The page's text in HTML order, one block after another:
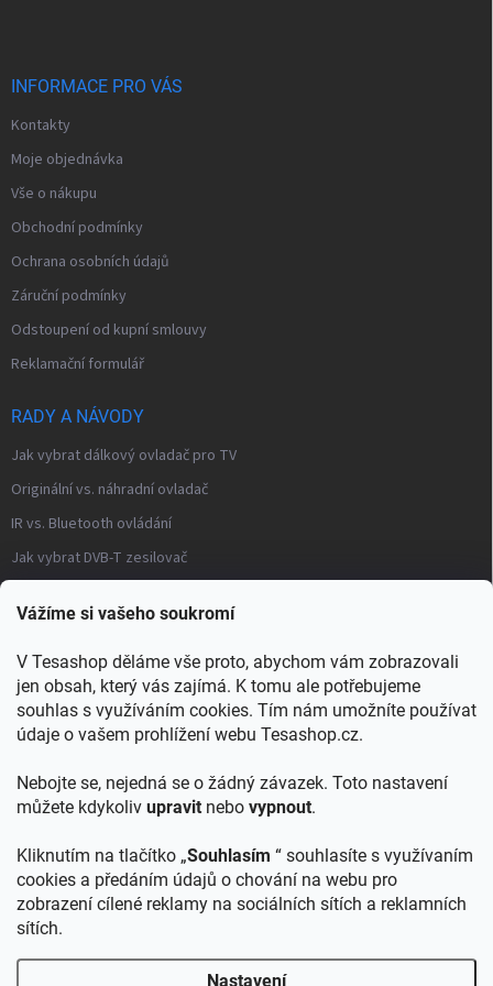
Vážíme si vašeho soukromí
V Tesashop děláme vše proto, abychom vám zobrazovali
jen obsah, který vás zajímá. K tomu ale potřebujeme
souhlas s využíváním cookies. Tím nám umožníte používat
údaje o vašem prohlížení webu Tesashop.cz.
Nebojte se, nejedná se o žádný závazek. Toto nastavení
můžete kdykoliv upravit nebo vypnout.
Kliknutím na tlačítko „Souhlasím “ souhlasíte s využívaním
cookies a předáním údajů o chování na webu pro
zobrazení cílené reklamy na sociálních sítích a reklamních
sítích.
Nastavení
INFORMACE PRO VÁS
Kontakty
Moje objednávka
Vše o nákupu
Obchodní podmínky
Ochrana osobních údajů
Záruční podmínky
Odstoupení od kupní smlouvy
Reklamační formulář
RADY A NÁVODY
Jak vybrat dálkový ovladač pro TV
Originální vs. náhradní ovladač
IR vs. Bluetooth ovládání
Jak vybrat DVB-T zesilovač
Distribuce TV signálu
→ Všechny články a návody
KONTAKT
+421903553805
TESA shop SK